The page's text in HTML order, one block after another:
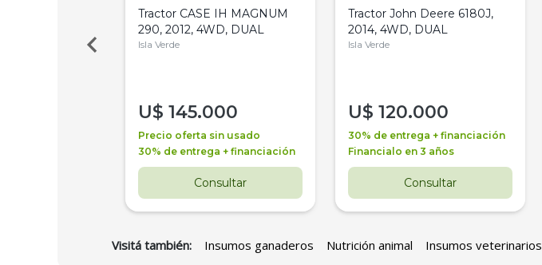
Tractor CASE IH MAGNUM
290, 2012, 4WD, DUAL
Isla Verde
U$ 145.000
Precio oferta sin usado
30% de entrega + financiación
Consultar
Tractor John Deere 6180J,
2014, 4WD, DUAL
Isla Verde
U$ 120.000
30% de entrega + financiación
Financialo en 3 años
Consultar
Visitá también: Insumos ganaderos Nutrición animal Insumos veterinarios